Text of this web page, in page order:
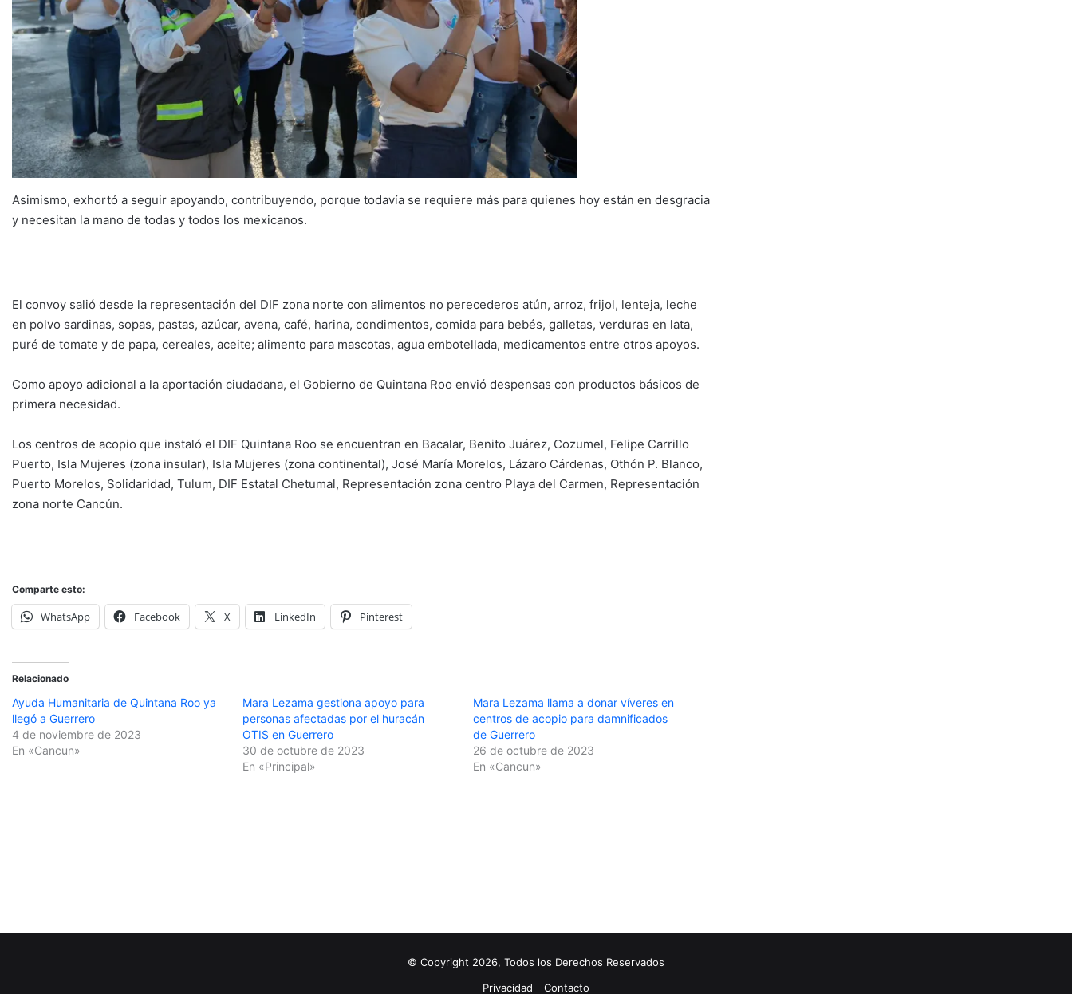
Asimismo, exhortó a seguir apoyando, contribuyendo, porque todavía se requiere más para quienes hoy están en desgracia
y necesitan la mano de todas y todos los mexicanos.
El convoy salió desde la representación del DIF zona norte con alimentos no perecederos atún, arroz, frijol, lenteja, leche
en polvo sardinas, sopas, pastas, azúcar, avena, café, harina, condimentos, comida para bebés, galletas, verduras en lata,
puré de tomate y de papa, cereales, aceite; alimento para mascotas, agua embotellada, medicamentos entre otros apoyos.
Como apoyo adicional a la aportación ciudadana, el Gobierno de Quintana Roo envió despensas con productos básicos de
primera necesidad.
Los centros de acopio que instaló el DIF Quintana Roo se encuentran en Bacalar, Benito Juárez, Cozumel, Felipe Carrillo
Puerto, Isla Mujeres (zona insular), Isla Mujeres (zona continental), José María Morelos, Lázaro Cárdenas, Othón P. Blanco,
Puerto Morelos, Solidaridad, Tulum, DIF Estatal Chetumal, Representación zona centro Playa del Carmen, Representación
zona norte Cancún.
Comparte esto:
WhatsApp Facebook X LinkedIn Pinterest
Relacionado
Ayuda Humanitaria de Quintana Roo ya
llegó a Guerrero
4 de noviembre de 2023
En «Cancun»
Mara Lezama gestiona apoyo para
personas afectadas por el huracán
OTIS en Guerrero
30 de octubre de 2023
En «Principal»
Mara Lezama llama a donar víveres en
centros de acopio para damnificados
de Guerrero
26 de octubre de 2023
En «Cancun»
© Copyright 2026, Todos los Derechos Reservados
Privacidad
Contacto